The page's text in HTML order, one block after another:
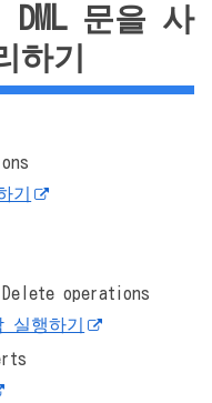
문을 사
하기
기
operations
행하기